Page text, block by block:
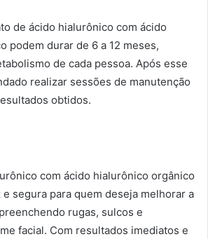
de ácido hialurônico com ácido
podem durar de 6 a 12 meses,
de cada pessoa. Após esse
realizar sessões de manutenção
obtidos.
com ácido hialurônico orgânico
segura para quem deseja melhorar a
rugas, sulcos e
facial. Com resultados imediatos e